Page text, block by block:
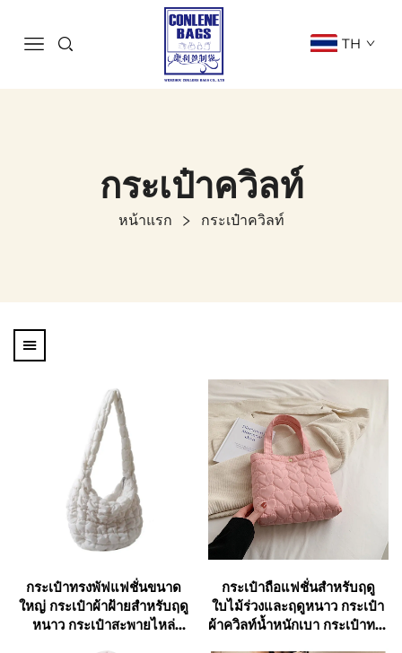
TH
กระเป๋าควิลท์
หน้าแรก กระเป๋าควิลท์
กระเป๋าทรงพัฟแฟชั่นขนาด
ใหญ่ กระเป๋าผ้าฝ้ายสำหรับฤดู
หนาว กระเป๋าสะพายไหล่
กระเป๋าถือแฟชั่นสำหรับฤดู
ใบไม้ร่วงและฤดูหนาว กระเป๋า
ผ้าควิลท์น้ำหนักเบา กระเป๋าทรง